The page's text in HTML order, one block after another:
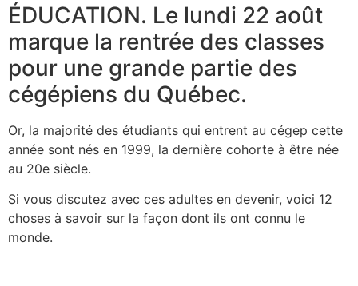
ÉDUCATION. Le lundi 22 août
marque la rentrée des classes
pour une grande partie des
cégépiens du Québec.
Or, la majorité des étudiants qui entrent au cégep cette
année sont nés en 1999, la dernière cohorte à être née
au 20e siècle.
Si vous discutez avec ces adultes en devenir, voici 12
choses à savoir sur la façon dont ils ont connu le
monde.